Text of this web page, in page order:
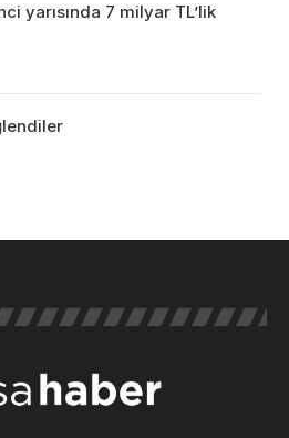
yarısında 7 milyar TL’lik